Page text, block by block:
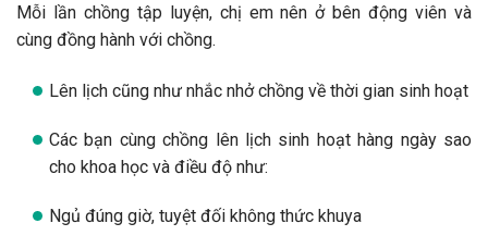
Mỗi lần chồng tập luyện, chị em nên ở bên động viên và
cùng đồng hành với chồng.
Lên lịch cũng như nhắc nhở chồng về thời gian sinh hoạt
Các bạn cùng chồng lên lịch sinh hoạt hàng ngày sao
cho khoa học và điều độ như:
Ngủ đúng giờ, tuyệt đối không thức khuya